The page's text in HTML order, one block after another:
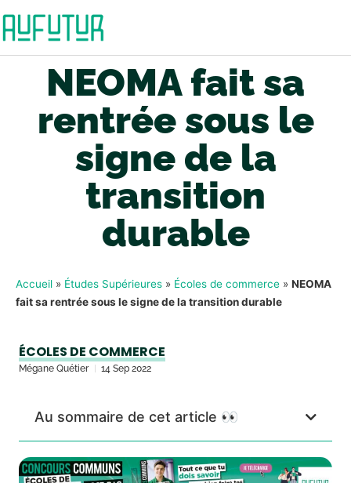
NEOMA fait sa
rentrée sous le
signe de la
transition
durable
Accueil » Études Supérieures » Écoles de commerce » NEOMA
fait sa rentrée sous le signe de la transition durable
ÉCOLES DE COMMERCE
Mégane Quétier 14 Sep 2022
Au sommaire de cet article 👀